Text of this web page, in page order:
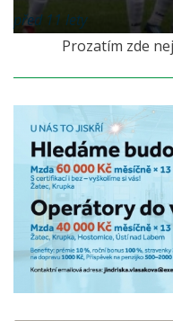
před 11 lety
Prozatím zde